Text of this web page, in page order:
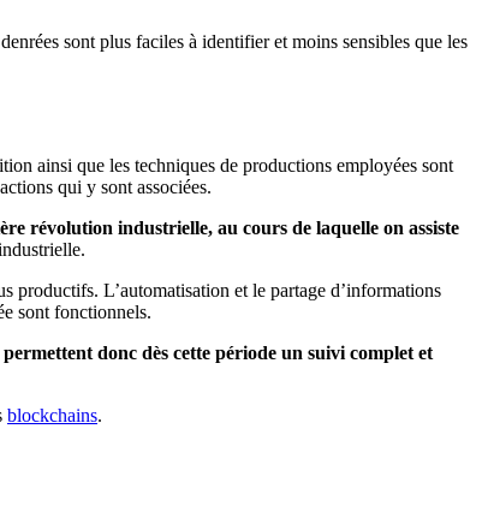
sont plus faciles à identifier et moins sensibles que les
ainsi que les techniques de productions employées sont
qui y sont associées.
révolution industrielle, au cours de laquelle on assiste
productifs. L’automatisation et le partage d’informations
sont fonctionnels.
donc dès cette période un suivi complet et
blockchains.